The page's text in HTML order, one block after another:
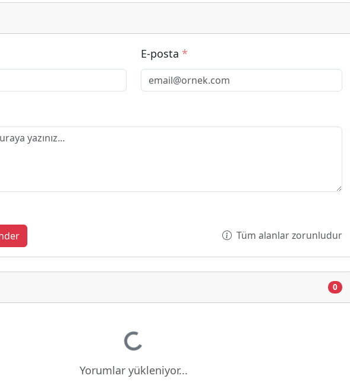
E-posta *
Tüm alanlar zorunludur
0
Yükleniyor...
Yorumlar yükleniyor...